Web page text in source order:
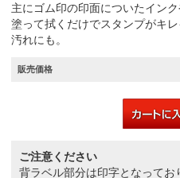
主にゴム印の印面についたイン
塗って拭くだけでスタンプがキ
汚れにも。
販売価格
ご注意ください
背ラベル部分は印字となってお